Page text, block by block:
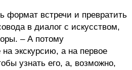
формат встречи и превратить
в диалог с искусством,
– А потому
экскурсию, а на первое
узнать его, а, возможно,